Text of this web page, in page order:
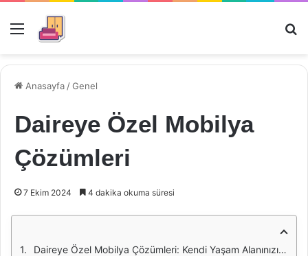
Menü
Anasayfa /Genel
Daireye Özel Mobilya
Çözümleri
7 Ekim 2024 4 dakika okuma süresi
Daireye Özel Mobilya Çözümleri: Kendi Yaşam Alanınızı Tasarlayın